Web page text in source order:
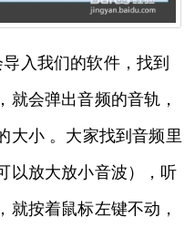
入我们的软件，找到
就会弹出音频的音轨，
大小 。大家找到音频里
以放大放小音波），听
就按着鼠标左键不动，